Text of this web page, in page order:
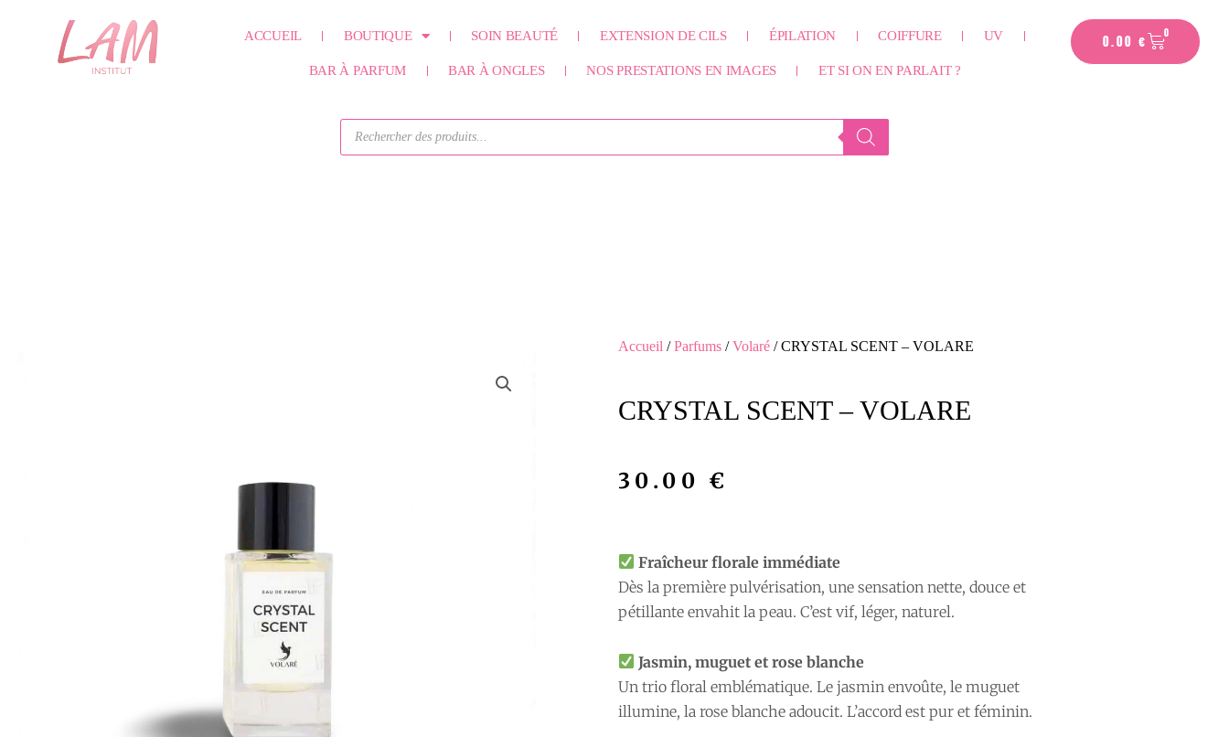
ACCUEIL BOUTIQUE SOIN BEAUTÉ EXTENSION DE CILS ÉPILATION COIFFURE UV
BAR À PARFUM BAR À ONGLES NOS PRESTATIONS EN IMAGES ET SI ON EN PARLAIT ?
0.00€
0
PANIER
Recherche
produits
Accueil /Parfums /Volaré / CRYSTAL SCENT – VOLARE
CRYSTAL SCENT – VOLARE
30.00 €
Fraîcheur florale immédiate
Dès la première pulvérisation, une sensation nette, douce et
pétillante envahit la peau. C’est vif, léger, naturel.
Jasmin, muguet et rose blanche
Un trio floral emblématique. Le jasmin envoûte, le muguet
illumine, la rose blanche adoucit. L’accord est pur et féminin.